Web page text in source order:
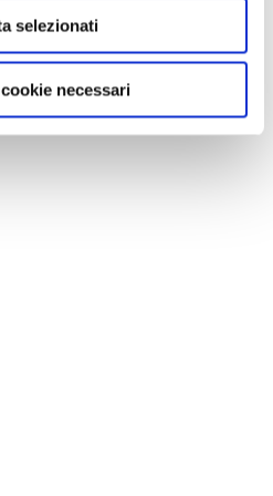
selezionati
necessari